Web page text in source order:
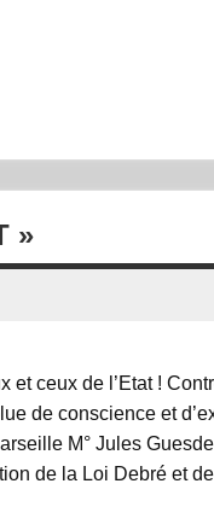
»
ceux de l’Etat !
de conscience et
M° Jules
de la Loi Debré et